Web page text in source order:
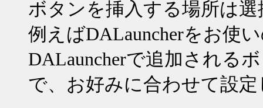
ボタンを挿入する場所は
例えばDALauncherをお使
DALauncherで追加される
で、お好みに合わせて設